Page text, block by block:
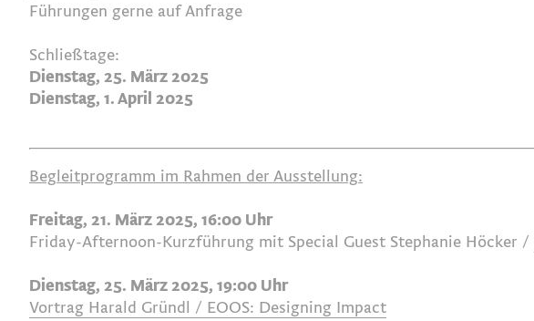
Führungen gerne auf Anfrage
Schließtage:
Dienstag, 25. März 2025
Dienstag, 1. April 2025
Begleitprogramm im Rahmen der Ausstellung:
Freitag, 21. März 2025, 16:00 Uhr
Friday-Afternoon-Kurzführung mit Special Guest Stephanie Höcker /
Dienstag, 25. März 2025, 19:00 Uhr
Vortrag Harald Gründl / EOOS: Designing Impact